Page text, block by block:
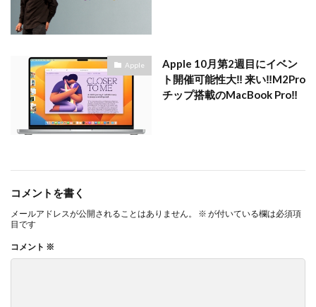
Apple
Apple 10月第2週目にイベン
ト開催可能性大‼︎ 来い‼︎M2Pro
チップ搭載のMacBook Pro‼︎
コメントを書く
メールアドレスが公開されることはありません。 ※ が付いている欄は必須項
目です
コメント ※